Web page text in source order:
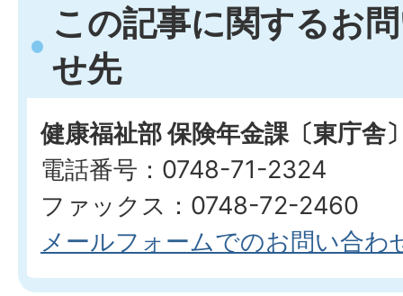
この記事に関するお
せ先
健康福祉部 保険年金課〔東庁舎
電話番号：0748-71-2324
ファックス：0748-72-2460
メールフォームでのお問い合わ